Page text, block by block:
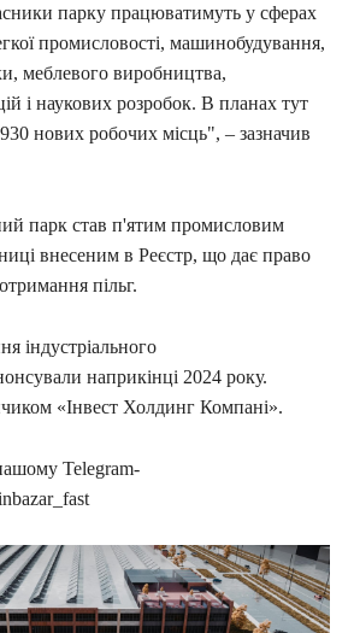
парку працюватимуть у сферах
промисловості, машинобудування,
меблевого виробництва,
і наукових розробок. В планах тут
нових робочих місць", – зазначив
парк став п'ятим промисловим
внесеним в Реєстр, що дає право
пільг.
індустріального
наприкінці 2024 року.
«Інвест Холдинг Компані».
Telegram-